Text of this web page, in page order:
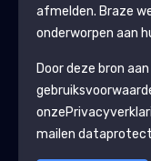
afmelden. Braze
onderworpen aan
Door deze bron
onze
mailen